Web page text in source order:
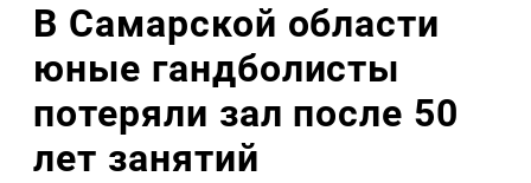
В Самарской области
юные гандболисты
потеряли зал после 50
лет занятий